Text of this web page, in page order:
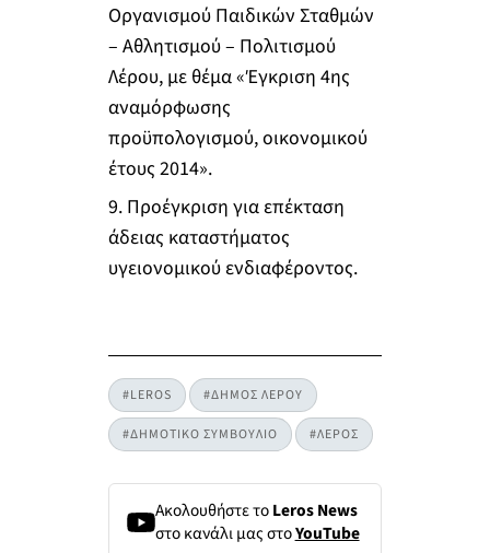
Οργανισμού Παιδικών Σταθμών
– Αθλητισμού – Πολιτισμού
Λέρου, με θέμα «Έγκριση 4ης
αναμόρφωσης
προϋπολογισμού, οικονομικού
έτους 2014».
9. Προέγκριση για επέκταση
άδειας καταστήματος
υγειονομικού ενδιαφέροντος.
#LEROS #ΔΗΜΟΣ ΛΕΡΟΥ
#ΔΗΜΟΤΙΚΟ ΣΥΜΒΟΥΛΙΟ #ΛΕΡΟΣ
Ακολουθήστε τοLeros News
στο κανάλι μας στοYouTube